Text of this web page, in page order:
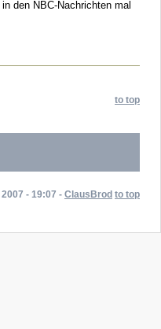
den NBC-Nachrichten mal
to top
- 19:07 - ClausBrod to top